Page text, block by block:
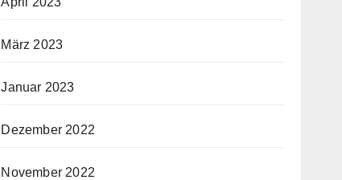
März 2023
Januar 2023
Dezember 2022
November 2022